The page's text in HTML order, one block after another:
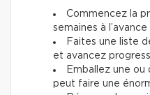
Commencez la
semaines à l’avance
Faites une liste
et avancez
Emballez une ou
peut faire une